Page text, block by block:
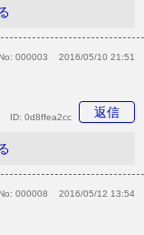
000003 2016/05/10 21:51
返信
ID: 0d8ffea2cc
000008 2016/05/12 13:54